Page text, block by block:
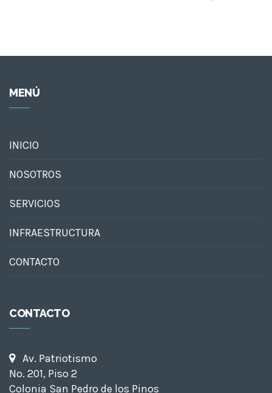
MENÚ
INICIO
NOSOTROS
SERVICIOS
INFRAESTRUCTURA
CONTACTO
CONTACTO
Av. Patriotismo
No. 201, Piso 2
Colonia San Pedro de los Pinos